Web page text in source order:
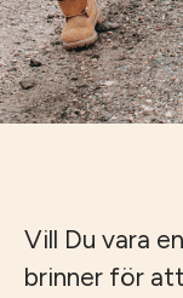
Vill Du vara
brinner för